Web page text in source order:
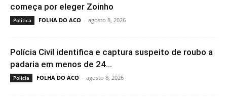
começa por eleger Zoinho
Política FOLHA DO ACO - agosto 8, 2026
Polícia Civil identifica e captura suspeito de roubo a
padaria em menos de 24...
Polícia FOLHA DO ACO - agosto 8, 2026